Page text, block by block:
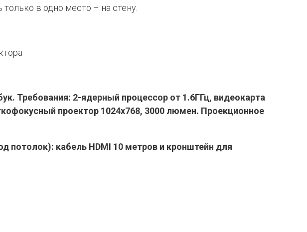
в одно место – на стену.
Требования: 2-ядерный процессор от 1.6ГГц, видеокарта
проектор 1024х768, 3000 люмен. Проекционное
потолок): кабель HDMI 10 метров и кронштейн для